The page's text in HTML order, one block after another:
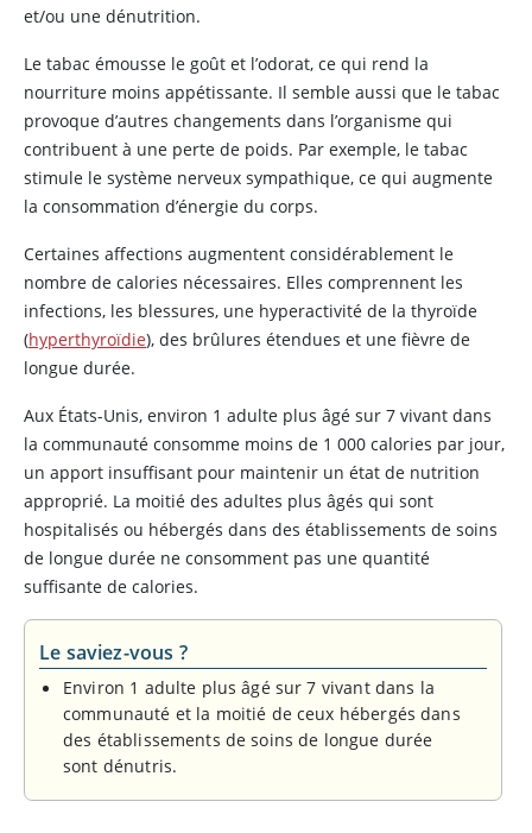
et/ou une dénutrition.
Le tabac émousse le goût et l’odorat, ce qui rend la
nourriture moins appétissante. Il semble aussi que le tabac
provoque d’autres changements dans l’organisme qui
contribuent à une perte de poids. Par exemple, le tabac
stimule le système nerveux sympathique, ce qui augmente
la consommation d’énergie du corps.
Certaines affections augmentent considérablement le
nombre de calories nécessaires. Elles comprennent les
infections, les blessures, une hyperactivité de la thyroïde
(hyperthyroïdie), des brûlures étendues et une fièvre de
longue durée.
Aux États-Unis, environ 1 adulte plus âgé sur 7 vivant dans
la communauté consomme moins de 1 000 calories par jour,
un apport insuffisant pour maintenir un état de nutrition
approprié. La moitié des adultes plus âgés qui sont
hospitalisés ou hébergés dans des établissements de soins
de longue durée ne consomment pas une quantité
suffisante de calories.
Le saviez-vous ?
Environ 1 adulte plus âgé sur 7 vivant dans la
communauté et la moitié de ceux hébergés dans
des établissements de soins de longue durée
sont dénutris.